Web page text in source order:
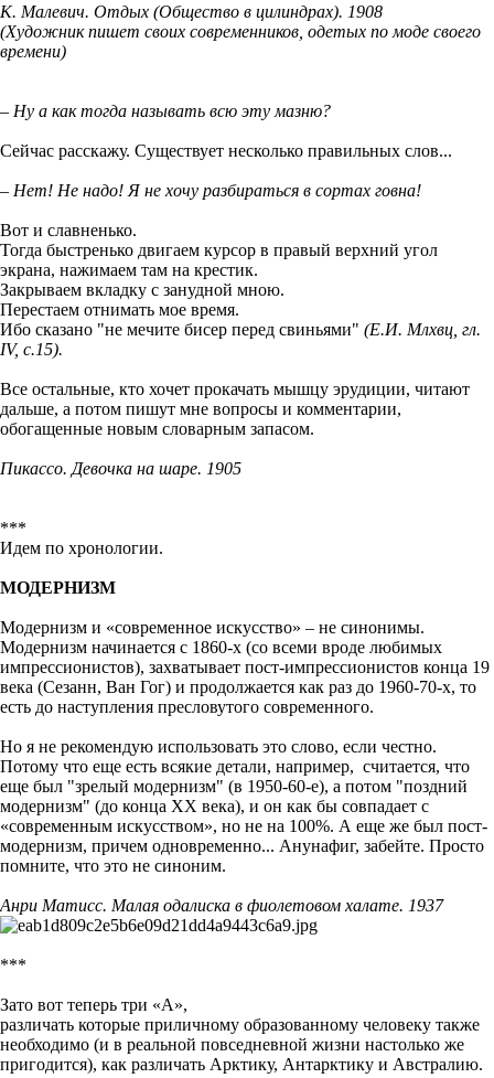
К. Малевич. Отдых (Общество в цилиндрах). 1908
(Художник пишет своих современников, одетых по моде своего
времени)
– Ну а как тогда называть всю эту мазню?
Сейчас расскажу. Существует несколько правильных слов...
– Нет! Не надо! Я не хочу разбираться в сортах говна!
Вот и славненько.
Тогда быстренько двигаем курсор в правый верхний угол
экрана, нажимаем там на крестик.
Закрываем вкладку с занудной мною.
Перестаем отнимать мое время.
Ибо сказано "не мечите бисер перед свиньями" (Е.И. Млхвц, гл.
IV, с.15).
Все остальные, кто хочет прокачать мышцу эрудиции, читают
дальше, а потом пишут мне вопросы и комментарии,
обогащенные новым словарным запасом.
Пикассо. Девочка на шаре. 1905
***
Идем по хронологии.
МОДЕРНИЗМ
Модернизм и «современное искусство» – не синонимы.
Модернизм начинается с 1860-х (со всеми вроде любимых
импрессионистов), захватывает пост-импрессионистов конца 19
века (Сезанн, Ван Гог) и продолжается как раз до 1960-70-х, то
есть до наступления пресловутого современного.
Но я не рекомендую использовать это слово, если честно.
Потому что еще есть всякие детали, например, считается, что
еще был "зрелый модернизм" (в 1950-60-е), а потом "поздний
модернизм" (до конца ХХ века), и он как бы совпадает с
«современным искусством», но не на 100%. А еще же был пост-
модернизм, причем одновременно... Анунафиг, забейте. Просто
помните, что это не синоним.
Анри Матисс. Малая одалиска в фиолетовом халате. 1937
***
Зато вот теперь три «А»,
различать которые приличному образованному человеку также
необходимо (и в реальной повседневной жизни настолько же
пригодится), как различать Арктику, Антарктику и Австралию.